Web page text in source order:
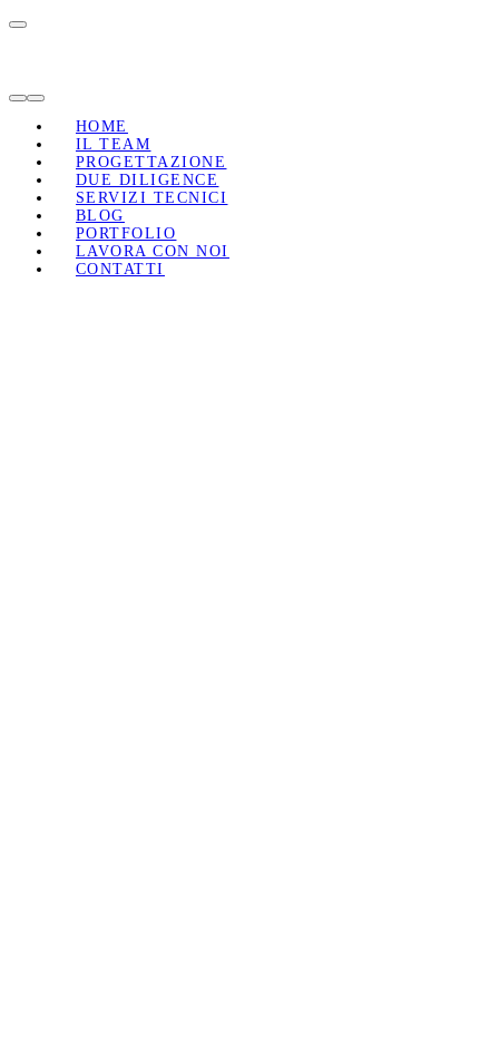
Toggle
NavigationHOME
IL TEAM
PROGETTAZIONE
DUE DILIGENCE
SERVIZI TECNICI
BLOG
PORTFOLIO
LAVORA CON NOI
CONTATTI